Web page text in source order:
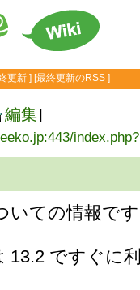
更新 ] [最終更新のRSS ]
編集]
いての情報で
13.2 ですぐに